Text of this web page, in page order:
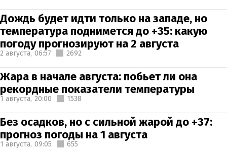
Дождь будет идти только на западе, но
температура поднимется до +35: какую
погоду прогнозируют на 2 августа
2 августа, 06:57 2692
Жара в начале августа: побьет ли она
рекордные показатели температуры
1 августа, 20:00 1538
Без осадков, но с сильной жарой до +37:
прогноз погоды на 1 августа
1 августа, 09:05 655